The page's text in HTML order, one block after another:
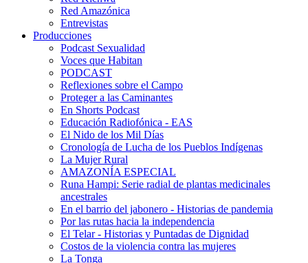
Red Amazónica
Entrevistas
Producciones
Podcast Sexualidad
Voces que Habitan
PODCAST
Reflexiones sobre el Campo
Proteger a las Caminantes
En Shorts Podcast
Educación Radiofónica - EAS
El Nido de los Mil Días
Cronología de Lucha de los Pueblos Indígenas
La Mujer Rural
AMAZONÍA ESPECIAL
Runa Hampi: Serie radial de plantas medicinales
ancestrales
En el barrio del jabonero - Historias de pandemia
Por las rutas hacia la independencia
El Telar - Historias y Puntadas de Dignidad
Costos de la violencia contra las mujeres
La Tonga